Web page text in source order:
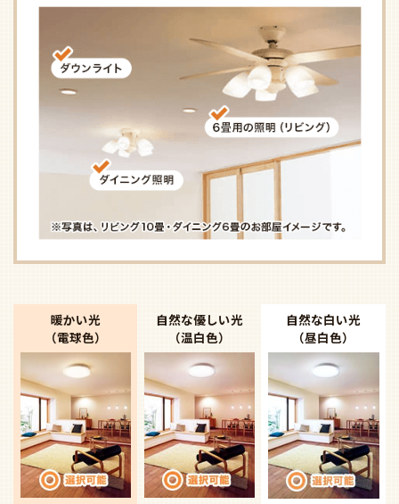
暖かい光
（電球色）
自然な優しい光
（温白色）
自然な白い光
（昼白色）